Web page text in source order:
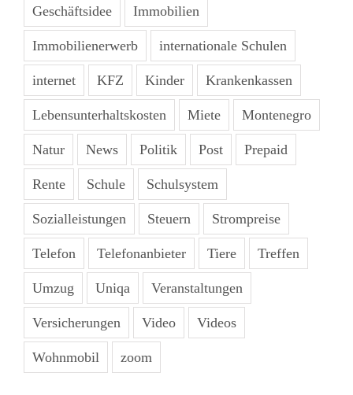
Geschäftsidee Immobilien
Immobilienerwerb internationale Schulen
internet KFZ Kinder Krankenkassen
Lebensunterhaltskosten Miete Montenegro
Natur News Politik Post Prepaid
Rente Schule Schulsystem
Sozialleistungen Steuern Strompreise
Telefon Telefonanbieter Tiere Treffen
Umzug Uniqa Veranstaltungen
Versicherungen Video Videos
Wohnmobil zoom